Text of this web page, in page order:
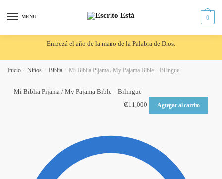
MENU 0
Empezá el año de la mano de la Palabra de Dios.
Inicio Niños Biblia Mi Biblia Pijama / My Pajama Bible – Bilingue
Mi Biblia Pijama / My Pajama Bible – Bilingue
₡11,000 Agregar al carrito